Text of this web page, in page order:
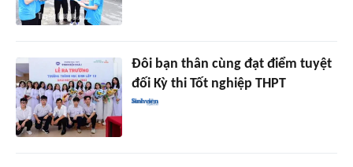
Đôi bạn thân cùng đạt điểm tuyệt
đối Kỳ thi Tốt nghiệp THPT